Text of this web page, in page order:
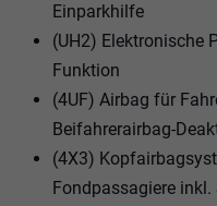
Einparkhilfe
(UH2) Elektronische
Funktion
(4UF) Airbag für
Beifahrerairbag-
(4X3)
Fondpassagiere